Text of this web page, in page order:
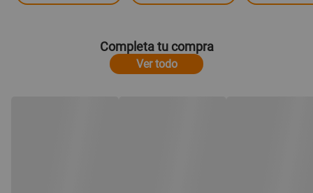
Completa tu compra
Ver todo